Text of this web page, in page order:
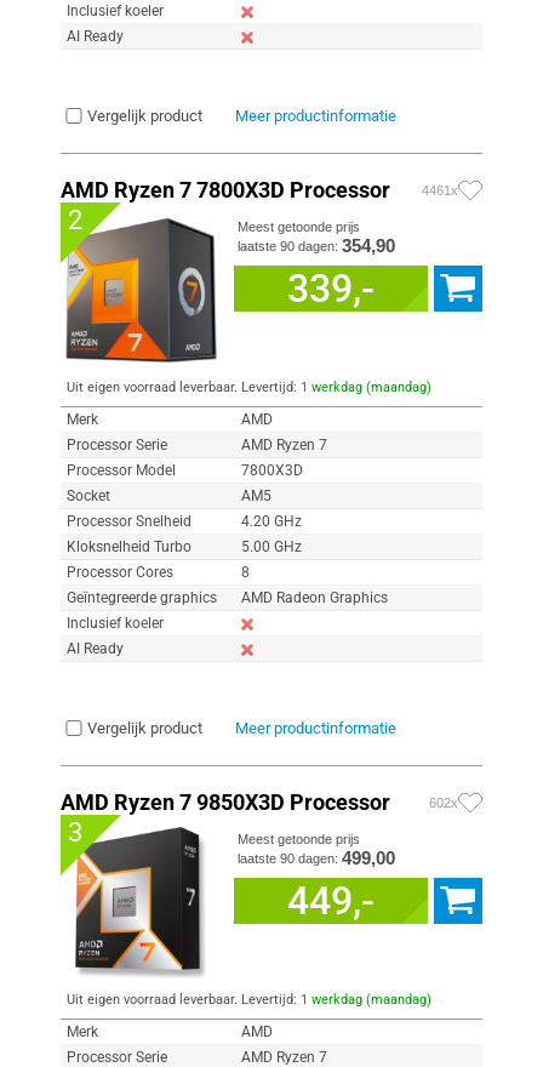
Inclusief koeler
AI Ready
Vergelijk product Meer productinformatie
AMD Ryzen 7 7800X3D Processor 4461x
2
Meest getoonde prijs
laatste 90 dagen: 354,90
339,-
Uit eigen voorraad leverbaar. Levertijd: 1 werkdag (maandag)
Merk
AMD
Processor Serie
AMD Ryzen 7
Processor Model
7800X3D
Socket
AM5
Processor Snelheid
4.20 GHz
Kloksnelheid Turbo
5.00 GHz
Processor Cores
8
Geïntegreerde graphics
AMD Radeon Graphics
Inclusief koeler
AI Ready
Vergelijk product Meer productinformatie
AMD Ryzen 7 9850X3D Processor 602x
3
Meest getoonde prijs
laatste 90 dagen: 499,00
449,-
Uit eigen voorraad leverbaar. Levertijd: 1 werkdag (maandag)
Merk
AMD
Processor Serie
AMD Ryzen 7